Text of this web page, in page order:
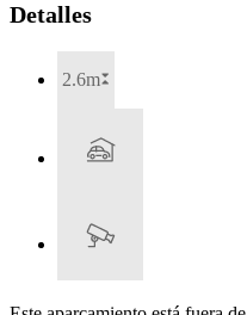
Detalles
2.6m